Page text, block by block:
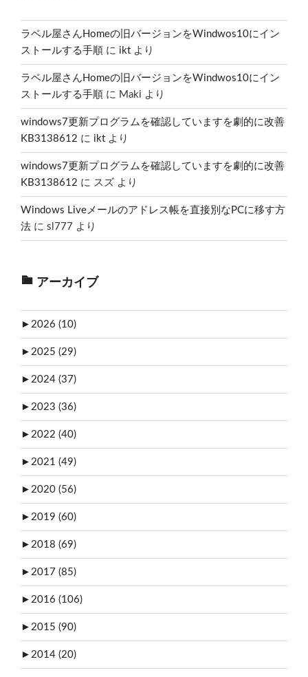
ラベル屋さんHomeの旧バージョンをWindwos10にイン
ストールする手順 に ikt より
ラベル屋さんHomeの旧バージョンをWindwos10にイン
ストールする手順 に Maki より
windows7更新プログラムを確認していますを劇的に改善
KB3138612 に ikt より
windows7更新プログラムを確認していますを劇的に改善
KB3138612 に スズ より
Windows Liveメールのアドレス帳を直接別なPCに移す方
法 に sl777 より
アーカイブ
► 2026 (10)
► 2025 (29)
► 2024 (37)
► 2023 (36)
► 2022 (40)
► 2021 (49)
► 2020 (56)
► 2019 (60)
► 2018 (69)
► 2017 (85)
► 2016 (106)
► 2015 (90)
► 2014 (20)